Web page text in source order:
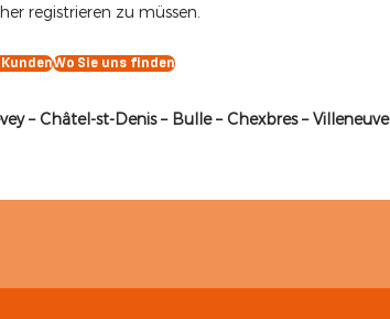
registrieren zu müssen.
Wo Sie uns finden
– Châtel-st-Denis – Bulle – Chexbres – Villeneuve